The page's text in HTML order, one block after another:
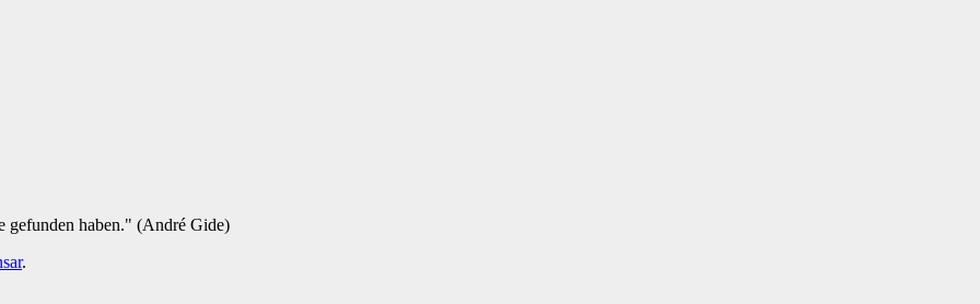
gefunden haben." (André Gide)
.